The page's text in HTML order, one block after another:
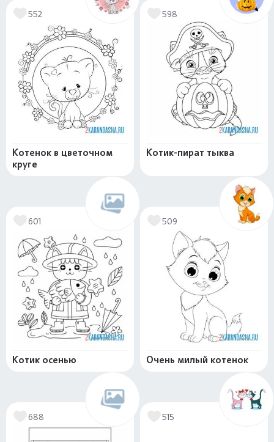
552
Котенок в цветочном
круге
598
Котик-пират тыква
601
Котик осенью
509
Очень милый котенок
688 515